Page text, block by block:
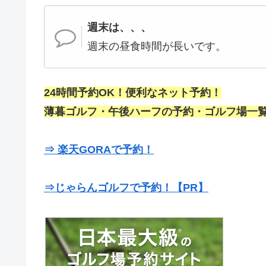
週末は、、、
週末の昼食時間が長いです。
24時間予約OK！便利なネット予約！
薄暮ゴルフ・午後ハーフの予約・ゴルフ場一
⇒ 楽天GORAで予約！
⇒じゃらんゴルフで予約！【PR】